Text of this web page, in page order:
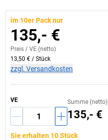
im 10er Pack nur
135,- €
Preis / VE (netto)
13,50 € / Stück
zzgl. Versandkosten
VE Summe (netto)
135,- €
Sie erhalten 10 Stück